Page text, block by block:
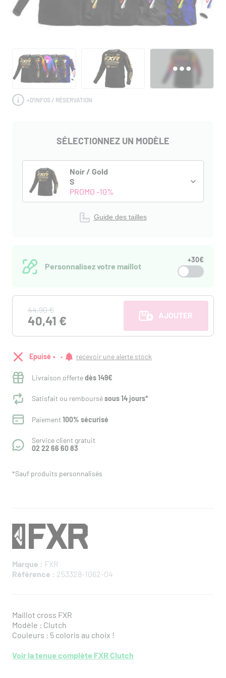
+D'INFOS / RÉSERVATION
SÉLECTIONNEZ UN MODÈLE
Noir / Gold
S
PROMO -10%
Guide des tailles
Personnalisez votre maillot
+30€
44,90 €
40,41 € AJOUTER AU
Epuisé recevoir une alerte stock
Livraison offertedès 149€
Satisfait ou remboursésous 14 jours*
Paiement100% sécurisé
Service client gratuit
02 22 66 60 83
*Sauf produits personnalisés
Marque : FXR
Référence : 253328-1062-04
Maillot cross FXR
Modèle : Clutch
Couleurs : 5 coloris au choix !
Voir la tenue complète FXR Clutch